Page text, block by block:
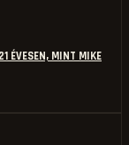
ÉVESEN, MINT MIKE